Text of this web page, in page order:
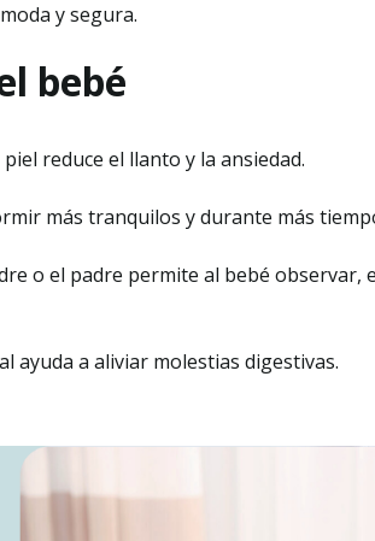
y segura.
bebé
reduce el llanto y la ansiedad.
más tranquilos y durante más
o el padre permite al bebé observar,
ayuda a aliviar molestias digestivas.